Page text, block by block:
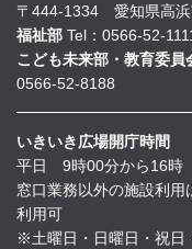
〒444-1334 愛知県高浜
福祉部 Tel：0566-52-
こども未来部・教育委員
0566-52-8188
いきいき広場開庁時間
平日 9時00分から16時
窓口業務以外の施設利
利用可
※土曜日・日曜日・祝